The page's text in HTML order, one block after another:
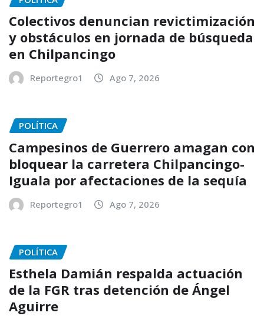
Colectivos denuncian revictimización
y obstáculos en jornada de búsqueda
en Chilpancingo
Reportegro1 Ago 7, 2026
POLÍTICA
Campesinos de Guerrero amagan con
bloquear la carretera Chilpancingo-
Iguala por afectaciones de la sequía
Reportegro1 Ago 7, 2026
POLÍTICA
Esthela Damián respalda actuación
de la FGR tras detención de Ángel
Aguirre